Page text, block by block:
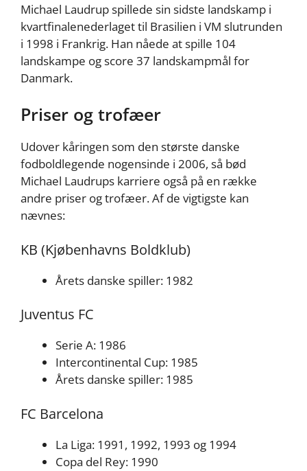
Michael Laudrup spillede sin sidste landskamp i
kvartfinalenederlaget til Brasilien i VM slutrunden
i 1998 i Frankrig. Han nåede at spille 104
landskampe og score 37 landskampmål for
Danmark.
Priser og trofæer
Udover kåringen som den største danske
fodboldlegende nogensinde i 2006, så bød
Michael Laudrups karriere også på en række
andre priser og trofæer. Af de vigtigste kan
nævnes:
KB (Kjøbenhavns Boldklub)
Årets danske spiller: 1982
Juventus FC
Serie A: 1986
Intercontinental Cup: 1985
Årets danske spiller: 1985
FC Barcelona
La Liga: 1991, 1992, 1993 og 1994
Copa del Rey: 1990